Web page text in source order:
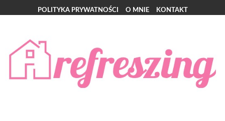
POLITYKA PRYWATNOŚCI O MNIE KONTAKT